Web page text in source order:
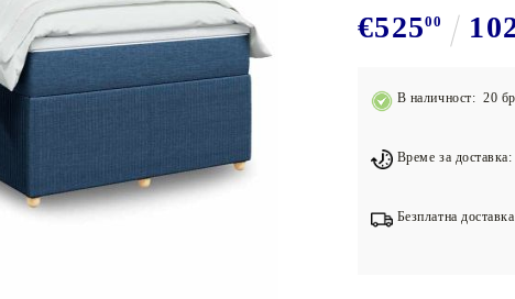
Тренажори за баланс
Подложки за фитнес уреди
Лостове за набиране
€52500
В наличност: 20
Време за
Безплатна